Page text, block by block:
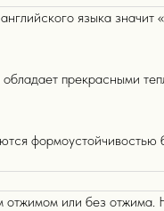
языка
прекрасными
формоустойчивостью
или без